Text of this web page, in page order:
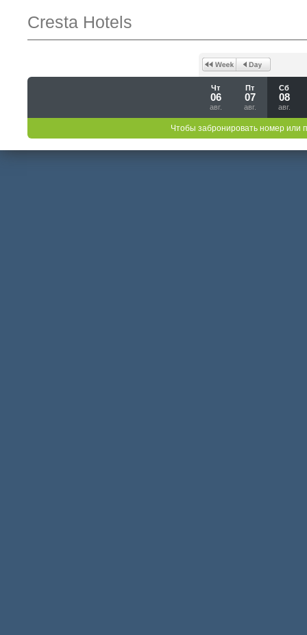
Cresta Hotels
Чт
06
авг.
Пт
07
авг.
Сб
08
авг.
Чтобы забронировать номер